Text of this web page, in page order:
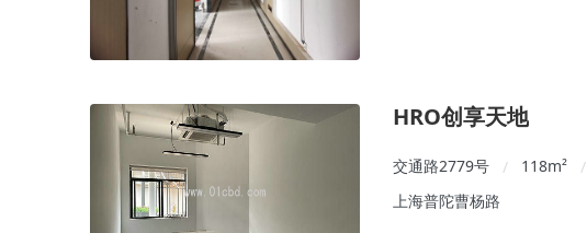
HRO创享天地
交通路2779号 / 118m² /
上海普陀曹杨路